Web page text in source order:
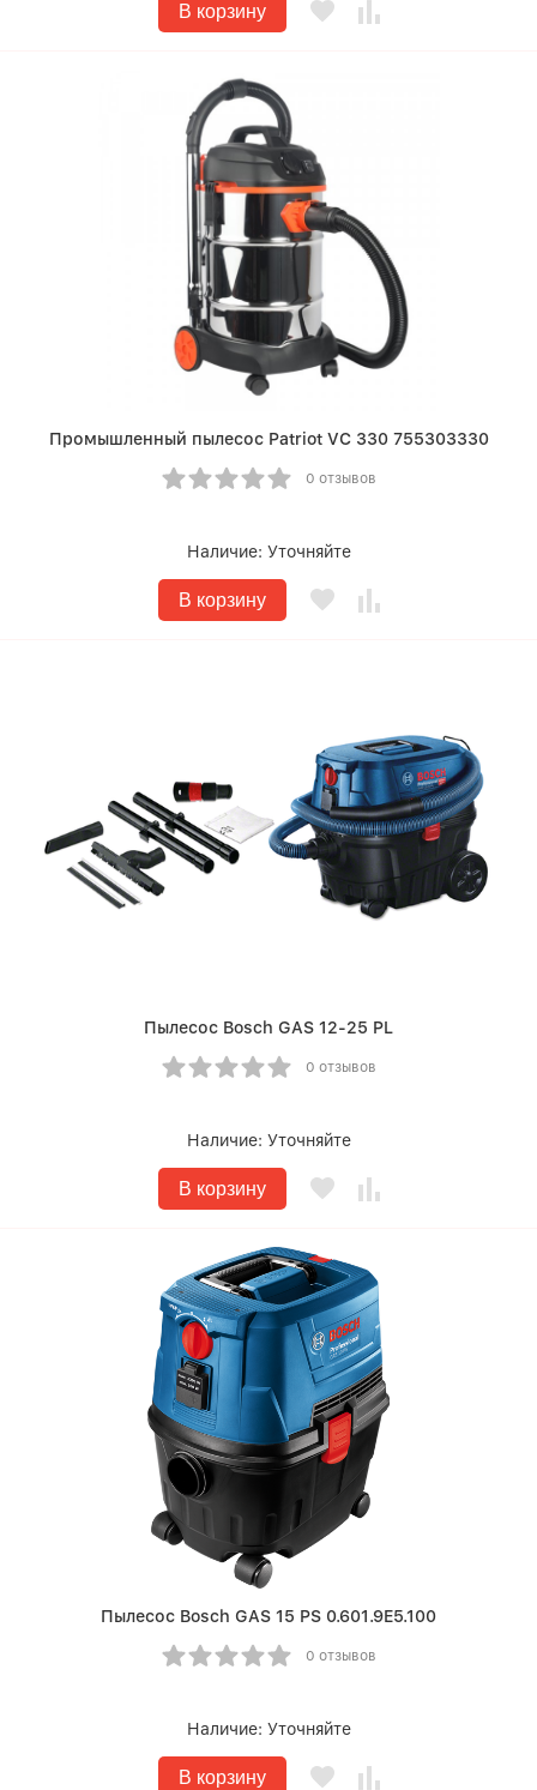
В корзину
Промышленный пылесос Patriot VC 330 755303330
0 отзывов
Наличие: Уточняйте
В корзину
Пылесос Bosch GAS 12-25 PL
0 отзывов
Наличие: Уточняйте
В корзину
Пылесос Bosch GAS 15 PS 0.601.9E5.100
0 отзывов
Наличие: Уточняйте
В корзину